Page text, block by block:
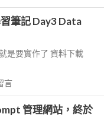
筆記 Day3 Data
是要實作了 資料下載
言
管理網站，終於